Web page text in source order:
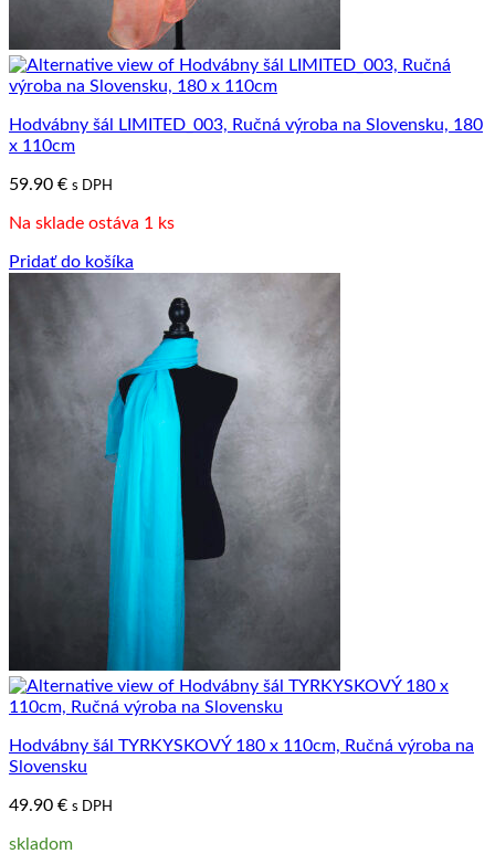
Hodvábny šál LIMITED_003, Ručná výroba na Slovensku, 180
x 110cm
59.90 € s DPH
Na sklade ostáva 1 ks
Pridať do košíka
Hodvábny šál TYRKYSKOVÝ 180 x 110cm, Ručná výroba na
Slovensku
49.90 € s DPH
skladom